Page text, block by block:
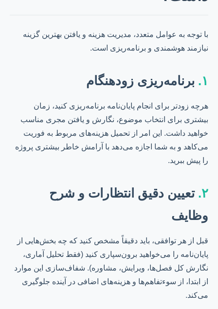
با توجه به عوامل متعدد، مدیریت هزینه و یافتن بهترین گزینه
نیازمند هوشمندی و برنامه‌ریزی است.
۱. برنامه‌ریزی زودهنگام
هرچه زودتر برای انجام پایان‌نامه برنامه‌ریزی کنید، زمان
بیشتری برای انتخاب موضوع، نگارش و یافتن مجری مناسب
خواهید داشت. این امر از تحمیل هزینه‌های مربوط به فوریت
می‌کاهد و به شما اجازه می‌دهد با آرامش خاطر بیشتری پروژه
را پیش ببرید.
۲. تعیین دقیق انتظارات و شرح
وظایف
قبل از هر توافقی، باید دقیقاً مشخص کنید که چه بخش‌هایی از
پایان‌نامه را می‌خواهید برون‌سپاری کنید (فقط تحلیل آماری،
نگارش کل فصل‌ها، ویرایش، مشاوره). شفاف‌سازی این موارد
از ابتدا، از سوءتفاهم‌ها و هزینه‌های اضافی در آینده جلوگیری
می‌کند.